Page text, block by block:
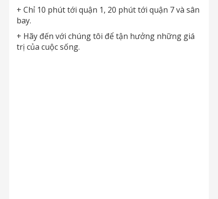
+ Chỉ 10 phút tới quận 1, 20 phút tới quận 7 và sân
bay.
+ Hãy đến với chúng tôi để tận hưởng những giá
trị của cuộc sống.